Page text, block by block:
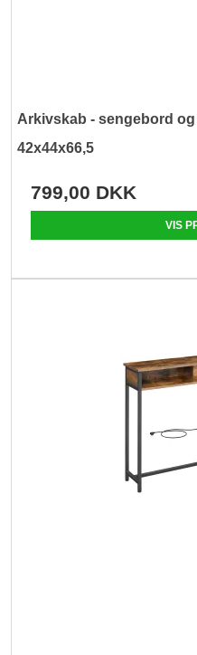
Arkivskab - sengebord
42x44x66,5
799,00 DKK
VIS